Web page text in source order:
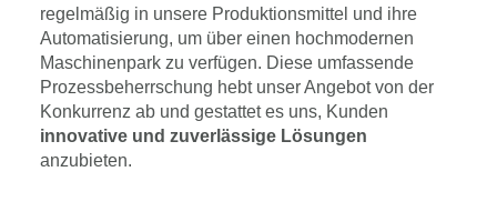
regelmäßig in unsere Produktionsmittel und ihre
Automatisierung, um über einen hochmodernen
Maschinenpark zu verfügen. Diese umfassende
Prozessbeherrschung hebt unser Angebot von der
Konkurrenz ab und gestattet es uns, Kunden
innovative und zuverlässige Lösungen
anzubieten.